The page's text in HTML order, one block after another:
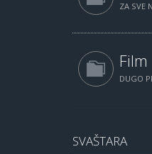
ZA SVE
Film
DUGO
SVAŠTARA